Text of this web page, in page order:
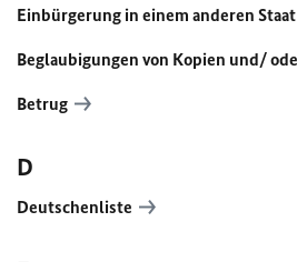
Einbürgerung in einem anderen Staat
Beglaubigungen von Kopien und/
Betrug
D
Deutschenliste